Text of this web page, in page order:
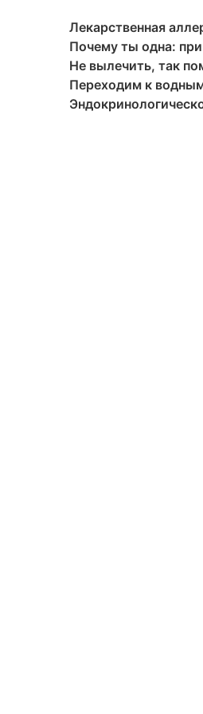
Лекарственная
Почему ты одна:
Не вылечить, так
Переходим к